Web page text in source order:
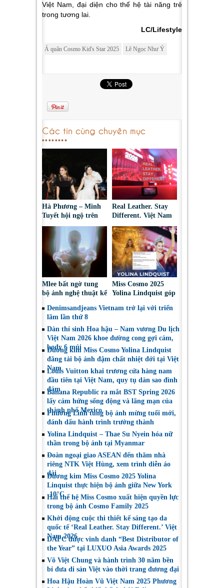
Việt Nam, đại diện cho thế hệ tài năng trẻ
trong tương lai.
LC/Lifestyle
Á quân Cosmo Kid's Star 2025 Lê Ngọc Như Ý
Các tin cùng chuyên mục
Hà Phương – Minh
Tuyết hội ngộ trên
thảm đỏ, kể câu
chuyện phía sau tạo
hình “nàng bướm”
Real Leather. Stay
Different. Việt Nam
2026: Tôn vinh sáng
tạo da thuộc và thời
trang bền vững
Mlee bất ngờ tung
bộ ảnh nghệ thuật kể
với bóng tối tâm hồn
Miss Cosmo 2025
Yolina Lindquist góp
Nhân Đẹp Nhất Năm
Denimsandjeans Vietnam trở lại với triển
lãm lần thứ 8
Dàn thí sinh Hoa hậu – Nam vương Du lịch
Việt Nam 2026 khoe đường cong gợi cảm,
body 6 múi
Đương kim Miss Cosmo Yolina Lindquist
đăng tải bộ ảnh đậm chất nhiệt đới tại Việt
Nam
Louis Vuitton khai trương cửa hàng nam
đầu tiên tại Việt Nam, quy tụ dàn sao đình
đám
Banana Republic ra mắt BST Spring 2026
lấy cảm hứng sống động và lãng mạn của
thành phố Mexico
Phương Linh tung bộ ảnh mừng tuổi mới,
đánh dấu hành trình trưởng thành
Yolina Lindquist – Thae Su Nyein hóa nữ
thần trong bộ ảnh tại Myanmar
Đoàn ngoại giao ASEAN đến thăm nhà
riêng NTK Việt Hùng, xem trình diễn áo
dài
Đương kim Miss Cosmo 2025 Yolina
Linquist thực hiện bộ ảnh giữa New York
-10°C
Hai thế hệ Miss Cosmo xuất hiện quyền lực
trong bộ ảnh Cosmo Family 2025
Khởi động cuộc thi thiết kế sáng tạo da
quốc tế ‘Real Leather. Stay Different.’ Việt
Nam 2026
DAFC được vinh danh “Best Distributor of
the Year” tại LUXUO Asia Awards 2025
Võ Việt Chung và hành trình 30 năm bền
bỉ đưa di sản Việt vào thời trang đương đại
Hoa Hậu Hoàn Vũ Việt Nam 2025 Phương